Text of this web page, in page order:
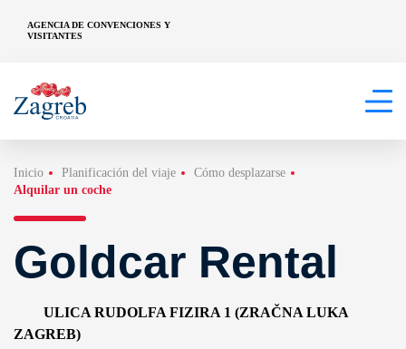
AGENCIA DE CONVENCIONES Y
VISITANTES
Inicio Planificación del viaje
Cómo desplazarse
Alquilar un coche
Goldcar Rental
ULICA RUDOLFA FIZIRA 1 (ZRAČNA LUKA
ZAGREB)